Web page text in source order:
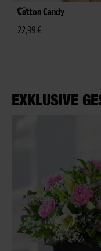
Cotton Candy
22,99 €
EXKLUSIVE